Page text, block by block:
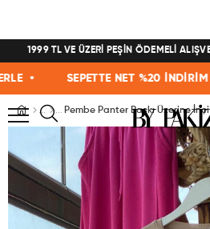
1999 TL VE ÜZERİ PEŞİN ÖDEMELİ
• SEPETTE NET %20 İNDİRİM
Pembe Panter Baskı Üzerine